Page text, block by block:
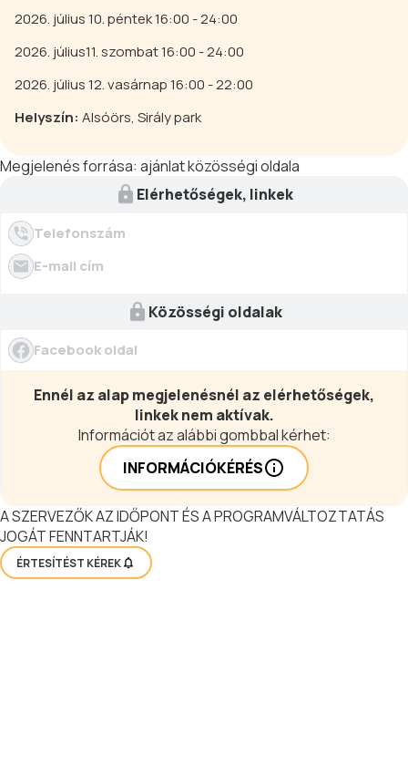
2026. július 10. péntek 16:00 - 24:00
2026. július11. szombat 16:00 - 24:00
2026. július 12. vasárnap 16:00 - 22:00
Helyszín: Alsóörs, Sirály park
Megjelenés forrása: ajánlat közösségi oldala
Elérhetőségek, linkek
Telefonszám
E-mail cím
Közösségi oldalak
Facebook oldal
Ennél az alap megjelenésnél az elérhetőségek,
linkek nem aktívak.
Információt az alábbi gombbal kérhet:
INFORMÁCIÓKÉRÉS
A SZERVEZŐK AZ IDŐPONT ÉS A PROGRAMVÁLTOZTATÁS
JOGÁT FENNTARTJÁK!
ÉRTESÍTÉST KÉREK